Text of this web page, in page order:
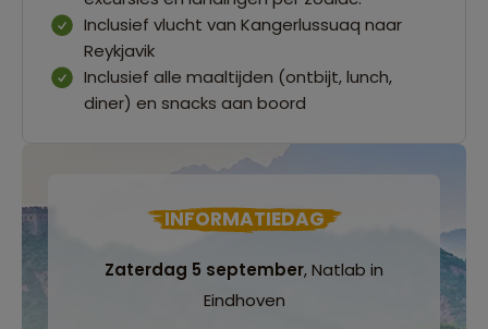
Inclusief vlucht van Kangerlussuaq naar
Reykjavik
Inclusief alle maaltijden (ontbijt, lunch,
diner) en snacks aan boord
INFORMATIEDAG
Zaterdag 5 september, Natlab in
Eindhoven